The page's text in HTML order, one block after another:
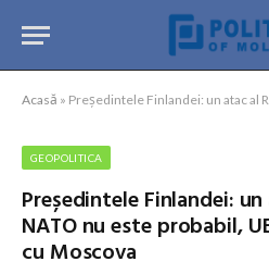
Acasă » Președintele Finlandei: un atac al Rusiei asupra NATO
GEOPOLITICA
Președintele Finlandei:
NATO nu este probabil,
cu Moscova